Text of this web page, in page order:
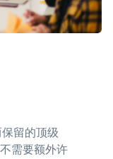
留的顶级
需要额外许